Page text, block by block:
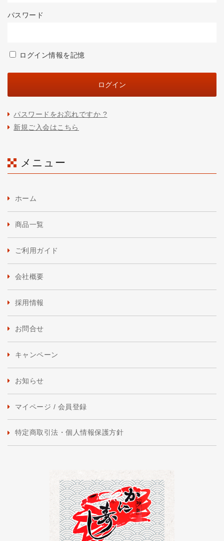
パスワード
ログイン情報を記憶
パスワードをお忘れですか ?
新規ご入会はこちら
メニュー
ホーム
商品一覧
ご利用ガイド
会社概要
採用情報
お問合せ
キャンペーン
お知らせ
マイページ / 会員登録
特定商取引法・個人情報保護方針